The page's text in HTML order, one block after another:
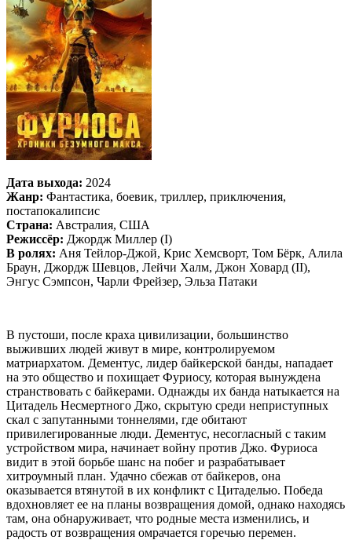
Дата выхода: 2024
Жанр: Фантастика, боевик, триллер, приключения,
постапокалипсис
Страна: Австралия, США
Режиссёр: Джордж Миллер (I)
В ролях: Аня Тейлор-Джой, Крис Хемсворт, Том Бёрк, Алила
Браун, Джордж Шевцов, Лейчи Халм, Джон Ховард (II),
Энгус Сэмпсон, Чарли Фрейзер, Эльза Патаки
В пустоши, после краха цивилизации, большинство
выживших людей живут в мире, контролируемом
матриархатом. Дементус, лидер байкерской банды, нападает
на это общество и похищает Фуриосу, которая вынуждена
странствовать с байкерами. Однажды их банда натыкается на
Цитадель Несмертного Джо, скрытую среди неприступных
скал с запутанными тоннелями, где обитают
привилегированные люди. Дементус, несогласный с таким
устройством мира, начинает войну против Джо. Фуриоса
видит в этой борьбе шанс на побег и разрабатывает
хитроумный план. Удачно сбежав от байкеров, она
оказывается втянутой в их конфликт с Цитаделью. Победа
вдохновляет ее на планы возвращения домой, однако находясь
там, она обнаруживает, что родные места изменились, и
радость от возвращения омрачается горечью перемен.